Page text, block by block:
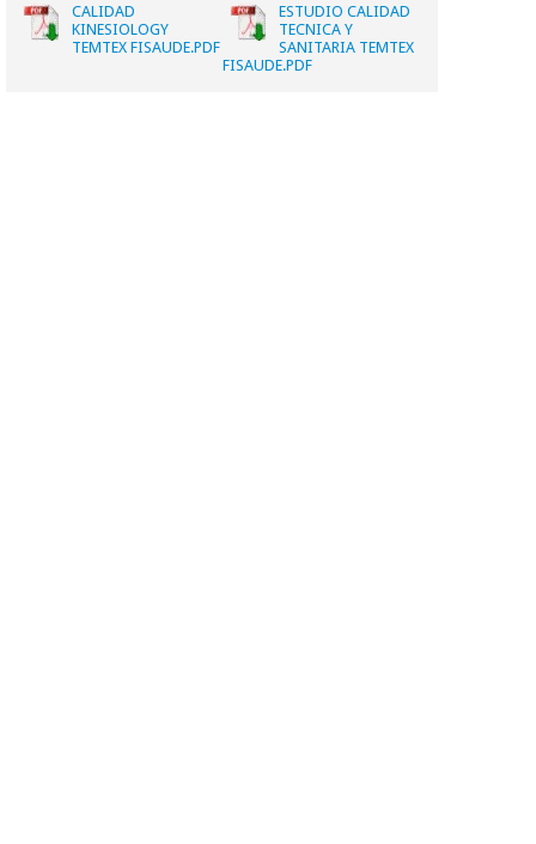
CALIDAD
KINESIOLOGY
TEMTEX FISAUDE.PDF
ESTUDIO CALIDAD
TECNICA Y
SANITARIA TEMTEX
FISAUDE.PDF